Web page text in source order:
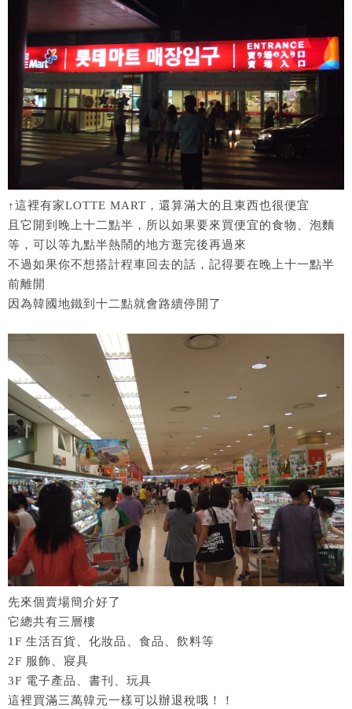
↑這裡有家LOTTE MART，還算滿大的且東西也很便宜
且它開到晚上十二點半，所以如果要來買便宜的食物、泡麵
等，可以等九點半熱鬧的地方逛完後再過來
不過如果你不想搭計程車回去的話，記得要在晚上十一點半
前離開
因為韓國地鐵到十二點就會路續停開了
先來個賣場簡介好了
它總共有三層樓
1F 生活百貨、化妝品、食品、飲料等
2F 服飾、寢具
3F 電子產品、書刊、玩具
這裡買滿三萬韓元一樣可以辦退稅哦！！